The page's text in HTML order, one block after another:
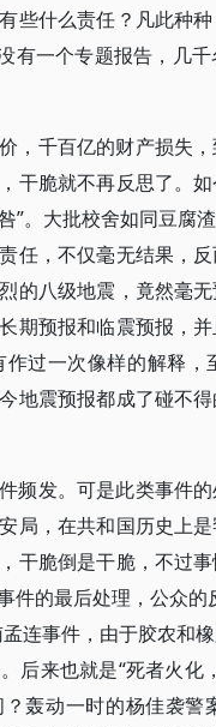
些什么责任？凡此种
有一个专题报告，几
，千百亿的财产损失
干脆就不再反思了。
”。大批校舍如同豆腐
任，不仅毫无结果，
的八级地震，竟然毫
预报和临震预报，并
过一次像样的解释
地震预报都成了碰不
频发。可是此类事件
局，在共和国历史上
干脆倒是干脆，不过
件的最后处理，公众
连事件，由于胶农和
后来也就是“死者火化
轰动一时的杨佳袭